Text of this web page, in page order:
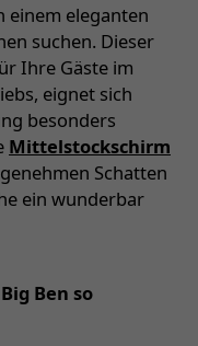
einem eleganten
suchen. Dieser
Ihre Gäste im
eignet sich
besonders
Mittelstockschirm
Schatten
ein wunderbar
Ben so